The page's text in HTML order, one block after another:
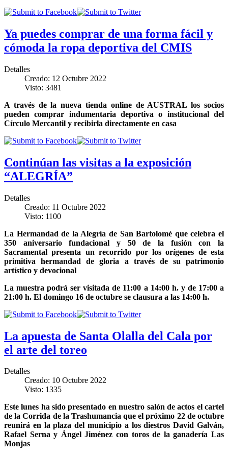
Ya puedes comprar de una forma fácil y
cómoda la ropa deportiva del CMIS
Detalles
Creado: 12 Octubre 2022
Visto: 3481
A través de la nueva tienda online de AUSTRAL los socios
pueden comprar indumentaria deportiva o institucional del
Círculo Mercantil y recibirla directamente en casa
Continúan las visitas a la exposición
“ALEGRÍA”
Detalles
Creado: 11 Octubre 2022
Visto: 1100
La Hermandad de la Alegría de San Bartolomé que celebra el
350 aniversario fundacional y 50 de la fusión con la
Sacramental presenta un recorrido por los orígenes de esta
primitiva hermandad de gloria a través de su patrimonio
artístico y devocional
La muestra podrá ser visitada de 11:00 a 14:00 h. y de 17:00 a
21:00 h. El domingo 16 de octubre se clausura a las 14:00 h.
La apuesta de Santa Olalla del Cala por
el arte del toreo
Detalles
Creado: 10 Octubre 2022
Visto: 1335
Este lunes ha sido presentado en nuestro salón de actos el cartel
de la Corrida de la Trashumancia que el próximo 22 de octubre
reunirá en la plaza del municipio a los diestros David Galván,
Rafael Serna y Ángel Jiménez con toros de la ganadería Las
Monjas